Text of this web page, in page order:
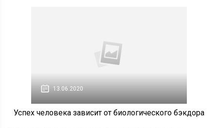
13.06.2020
Успех человека зависит от биологического бэкдора